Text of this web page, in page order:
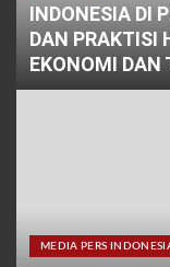
INDONESIA DI
DAN PRAKTISI
EKONOMI DAN
MEDIA PERS